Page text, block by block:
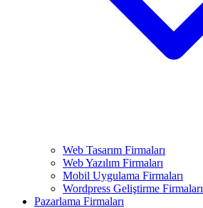
Web Tasarım Firmaları
Web Yazılım Firmaları
Mobil Uygulama Firmaları
Wordpress Geliştirme Firmaları
Pazarlama Firmaları